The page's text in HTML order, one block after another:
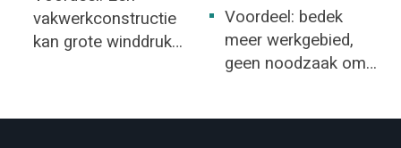
vakwerkconstructie
kan grote winddruk
Voordeel: bedek
meer werkgebied,
geen noodzaak om